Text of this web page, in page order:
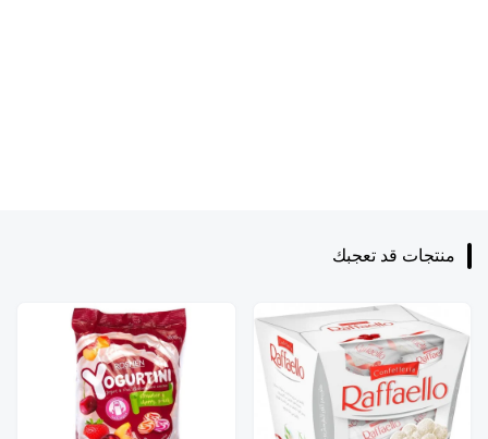
منتجات قد تعجبك